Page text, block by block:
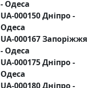
- Одеса
UA-000150 Дніпро -
Одеса
UA-000167 Запоріжжя
- Одеса
UA-000175 Дніпро -
Одеса
UA-000180 Дніпро -